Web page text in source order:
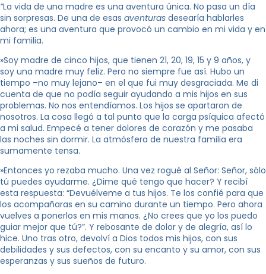
“La vida de una madre es una aventura única. No pasa un día
sin sorpresas. De una de esas aventuras desearía hablarles
ahora; es una aventura que provocó un cambio en mi vida y en
mi familia.
»Soy madre de cinco hijos, que tienen 21, 20, 19, 15 y 9 años, y
soy una madre muy feliz. Pero no siempre fue así. Hubo un
tiempo –no muy lejano– en el que fui muy desgraciada. Me di
cuenta de que no podía seguir ayudando a mis hijos en sus
problemas. No nos entendíamos. Los hijos se apartaron de
nosotros. La cosa llegó a tal punto que la carga psíquica afectó
a mi salud. Empecé a tener dolores de corazón y me pasaba
las noches sin dormir. La atmósfera de nuestra familia era
sumamente tensa.
»Entonces yo rezaba mucho. Una vez rogué al Señor: Señor, sólo
tú puedes ayudarme. ¿Dime qué tengo que hacer? Y recibí
esta respuesta: “Devuélveme a tus hijos. Te los confié para que
los acompañaras en su camino durante un tiempo. Pero ahora
vuelves a ponerlos en mis manos. ¿No crees que yo los puedo
guiar mejor que tú?”. Y rebosante de dolor y de alegría, así lo
hice. Uno tras otro, devolví a Dios todos mis hijos, con sus
debilidades y sus defectos, con su encanto y su amor, con sus
esperanzas y sus sueños de futuro.